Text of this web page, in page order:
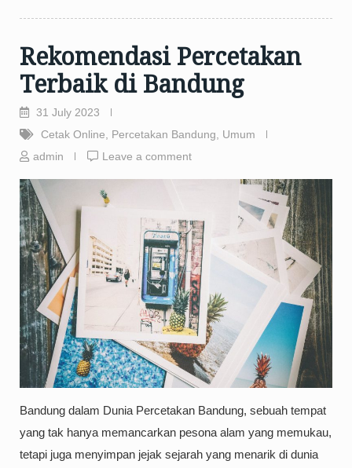
Rekomendasi Percetakan
Terbaik di Bandung
31 July 2023
Cetak Online, Percetakan Bandung, Umum
admin
Leave a comment
Bandung dalam Dunia Percetakan Bandung, sebuah tempat
yang tak hanya memancarkan pesona alam yang memukau,
tetapi juga menyimpan jejak sejarah yang menarik di dunia